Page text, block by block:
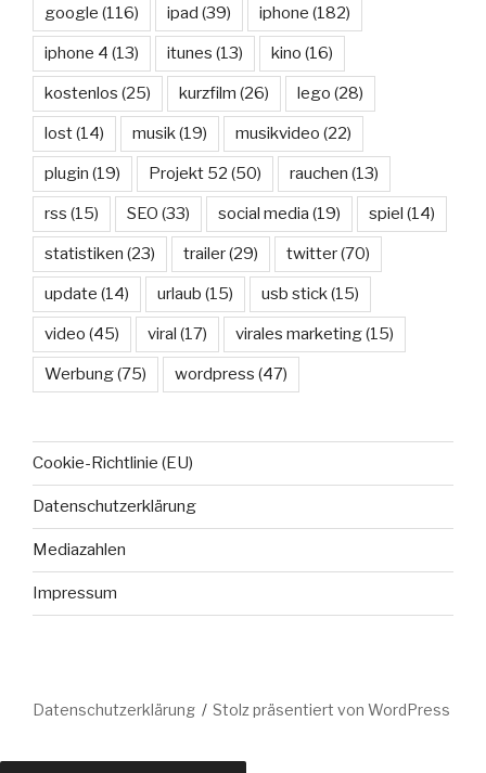
google (116) ipad (39) iphone (182)
iphone 4 (13) itunes (13) kino (16)
kostenlos (25) kurzfilm (26) lego (28)
lost(14) musik(19) musikvideo (22)
plugin (19) Projekt 52 (50) rauchen (13)
rss (15) SEO (33) social media (19) spiel (14)
statistiken (23) trailer(29) twitter(70)
update (14) urlaub (15) usb stick(15)
video (45) viral (17) virales marketing(15)
Werbung(75) wordpress (47)
Cookie-Richtlinie (EU)
Datenschutzerklärung
Mediazahlen
Impressum
Datenschutzerklärung Stolz präsentiert von WordPress